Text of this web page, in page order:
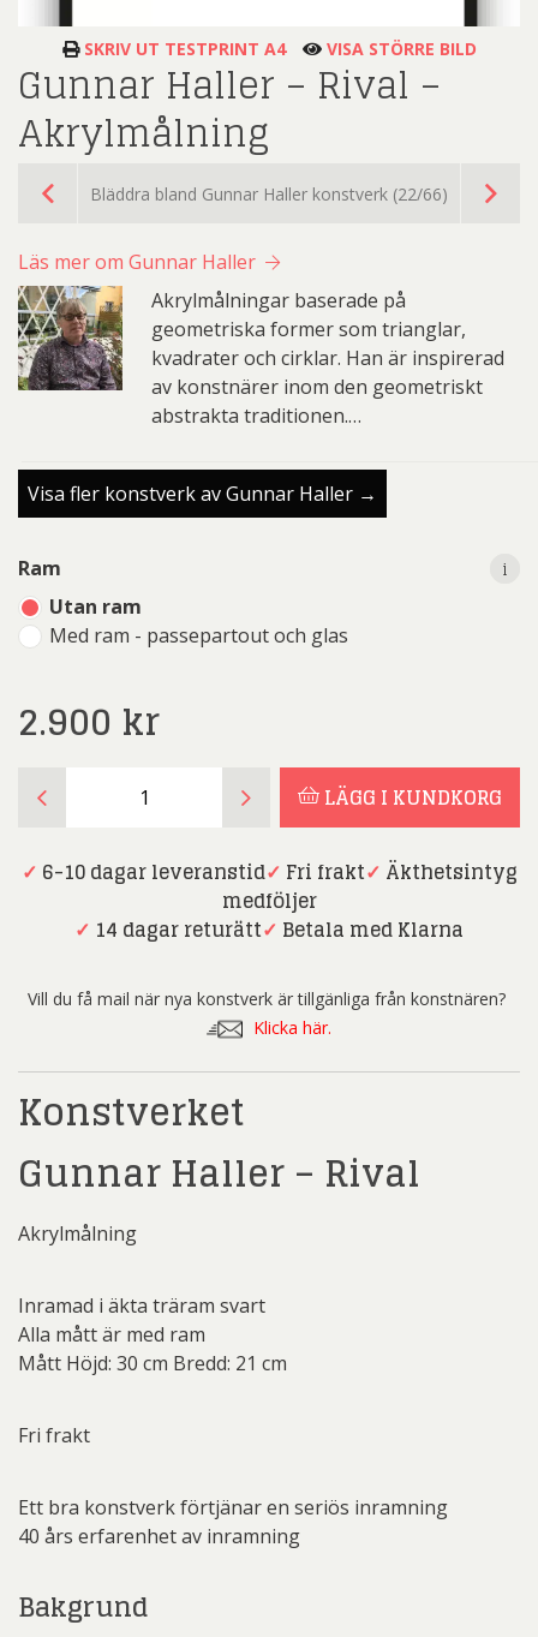
SKRIV UT TESTPRINT A4 VISA STÖRRE BILD
Gunnar Haller – Rival –
Akrylmålning
Bläddra bland Gunnar Haller konstverk (22/66)
Läs mer om Gunnar Haller
Akrylmålningar baserade på
geometriska former som trianglar,
kvadrater och cirklar. Han är inspirerad
av konstnärer inom den geometriskt
abstrakta traditionen.…
Visa fler konstverk av Gunnar Haller →
Ram
Utan ram
Med ram - passepartout och glas
i
2.900 kr
i
Haller
Rival
Akrylmålning
LÄGG I KUNDKORG
✓ 6-10 dagar leveranstid✓ Fri frakt✓ Äkthetsintyg
medföljer
✓ 14 dagar returätt✓ Betala med Klarna
Vill du få mail när nya konstverk är tillgänliga från konstnären?
Klicka här.
Konstverket
Gunnar Haller – Rival
Akrylmålning
Inramad i äkta träram svart
Alla mått är med ram
Mått Höjd: 30 cm Bredd: 21 cm
Fri frakt
Ett bra konstverk förtjänar en seriös inramning
40 års erfarenhet av inramning
Bakgrund